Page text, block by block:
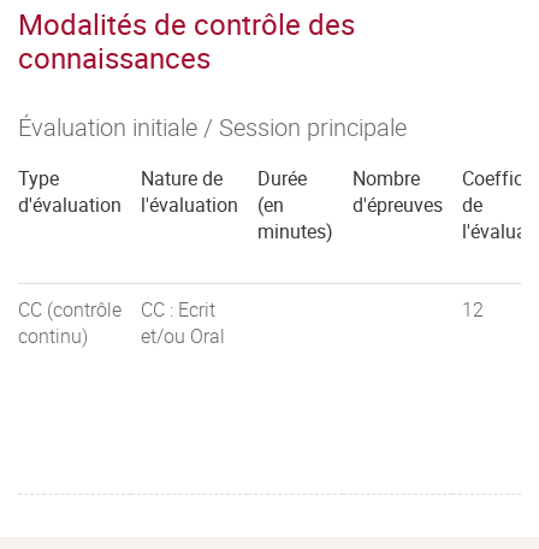
Modalités de contrôle des
connaissances
Évaluation initiale / Session principale
Type
d'évaluation
Nature de
l'évaluation
Durée
(en
minutes)
Nombre
d'épreuves
de
CC (contrôle
continu)
CC : Ecrit
et/ou Oral
12